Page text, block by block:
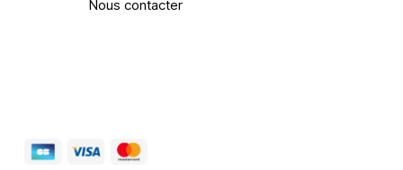
Nous contacter